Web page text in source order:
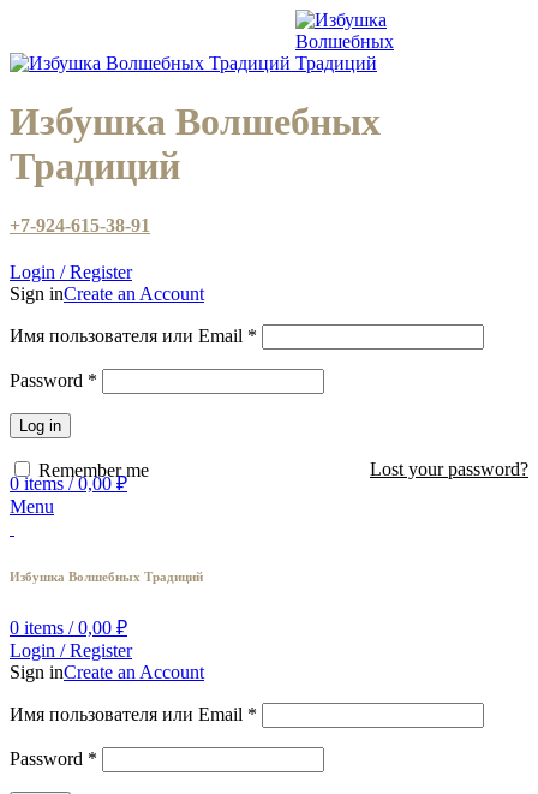
Избушка Волшебных
Традиций
+7-924-615-38-91
Login / Register
Sign inCreate an Account
Имя пользователя или Email *
Password *
Log in
Lost your password?
Remember me
0items / 0,00₽
Menu
Избушка Волшебных Традиций
0 items / 0,00 ₽
Login / Register
Sign inCreate an Account
Имя пользователя или Email *
Password *